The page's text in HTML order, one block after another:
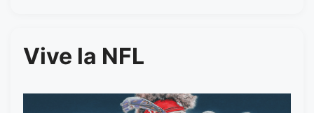
Vive la NFL